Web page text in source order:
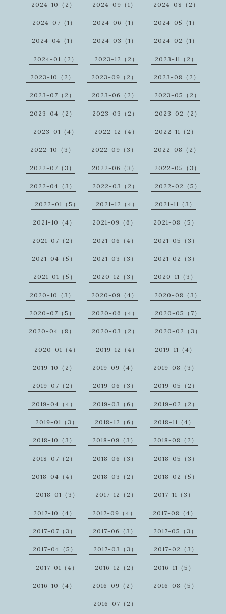
2024-10（2） 2024-09（1） 2024-08（2）
2024-07（1） 2024-06（1） 2024-05（1）
2024-04（1） 2024-03（1） 2024-02（1）
2024-01（2） 2023-12（2） 2023-11（2）
2023-10（2） 2023-09（2） 2023-08（2）
2023-07（2） 2023-06（2） 2023-05（2）
2023-04（2） 2023-03（2） 2023-02（2）
2023-01（4） 2022-12（4） 2022-11（2）
2022-10（3） 2022-09（3） 2022-08（2）
2022-07（3） 2022-06（3） 2022-05（3）
2022-04（3） 2022-03（2） 2022-02（5）
2022-01（5） 2021-12（4） 2021-11（3）
2021-10（4） 2021-09（6） 2021-08（5）
2021-07（2） 2021-06（4） 2021-05（3）
2021-04（5） 2021-03（3） 2021-02（3）
2021-01（5） 2020-12（3） 2020-11（3）
2020-10（3） 2020-09（4） 2020-08（3）
2020-07（5） 2020-06（4） 2020-05（7）
2020-04（8） 2020-03（2） 2020-02（3）
2020-01（4） 2019-12（4） 2019-11（4）
2019-10（2） 2019-09（4） 2019-08（3）
2019-07（2） 2019-06（3） 2019-05（2）
2019-04（4） 2019-03（6） 2019-02（2）
2019-01（3） 2018-12（6） 2018-11（4）
2018-10（3） 2018-09（3） 2018-08（2）
2018-07（2） 2018-06（3） 2018-05（3）
2018-04（4） 2018-03（2） 2018-02（5）
2018-01（3） 2017-12（2） 2017-11（3）
2017-10（4） 2017-09（4） 2017-08（4）
2017-07（3） 2017-06（3） 2017-05（3）
2017-04（5） 2017-03（3） 2017-02（3）
2017-01（4） 2016-12（2） 2016-11（5）
2016-10（4） 2016-09（2） 2016-08（5）
2016-07（2）